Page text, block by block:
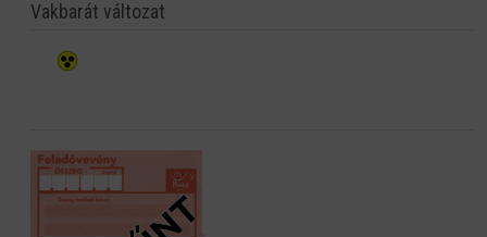
Vakbarát változat